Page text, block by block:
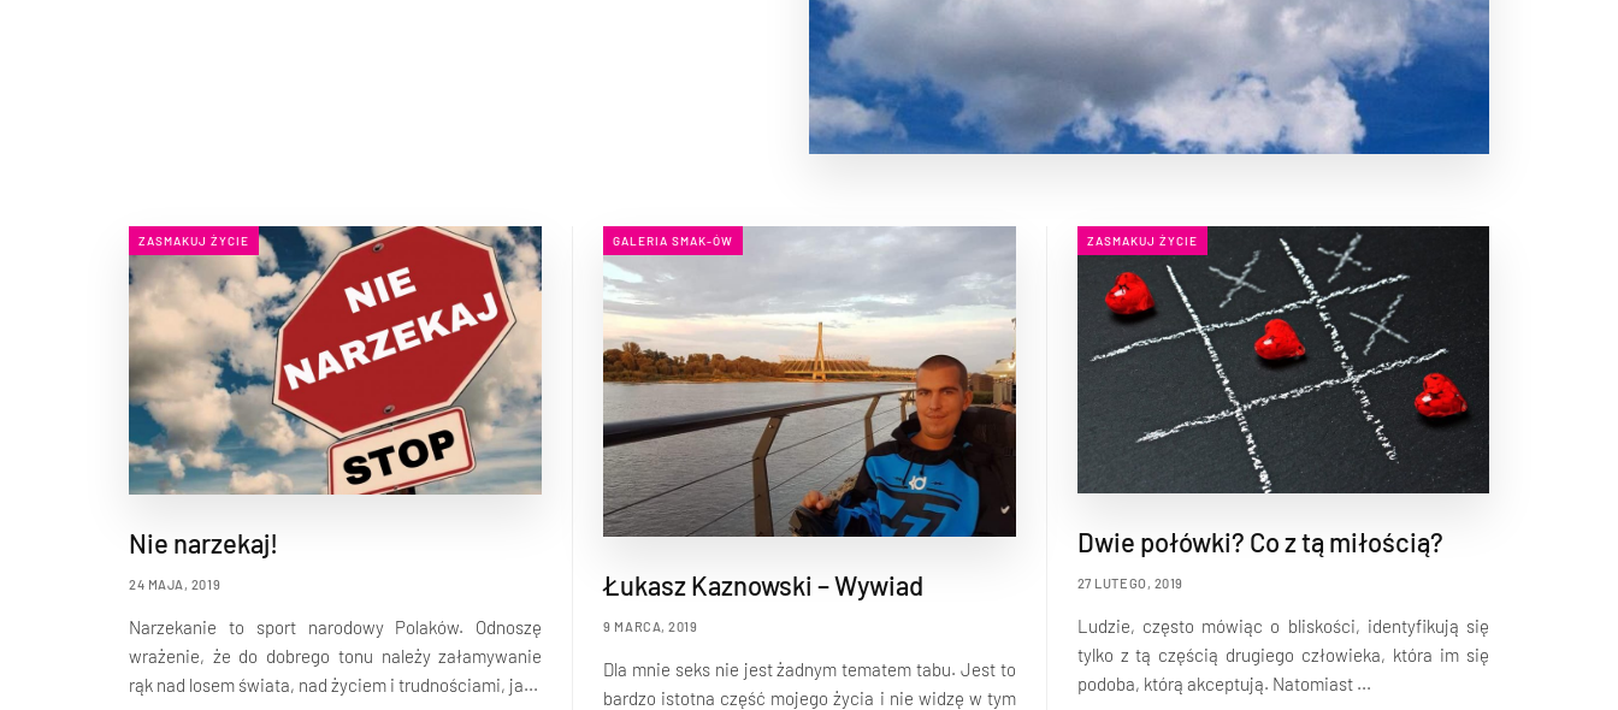
ZASMAKUJ ŻYCIE
Nie narzekaj!
24 MAJA, 2019
Narzekanie to sport narodowy Polaków. Odnoszę
wrażenie, że do dobrego tonu należy załamywanie
rąk nad losem świata, nad życiem i trudnościami, ja...
GALERIA SMAK-ÓW
Łukasz Kaznowski – Wywiad
9 MARCA, 2019
Dla mnie seks nie jest żadnym tematem tabu. Jest to
bardzo istotna część mojego życia i nie widzę w tym
ZASMAKUJ ŻYCIE
Dwie połówki? Co z tą miłością?
27 LUTEGO, 2019
Ludzie, często mówiąc o bliskości, identyfikują się
tylko z tą częścią drugiego człowieka, która im się
podoba, którą akceptują. Natomiast ...